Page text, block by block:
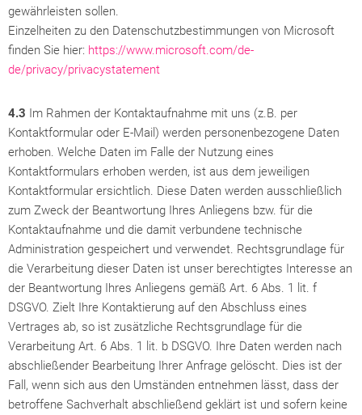
gewährleisten sollen.
Einzelheiten zu den Datenschutzbestimmungen von Microsoft
finden Sie hier: https://www.microsoft.com/de-
de/privacy/privacystatement
4.3 Im Rahmen der Kontaktaufnahme mit uns (z.B. per
Kontaktformular oder E-Mail) werden personenbezogene Daten
erhoben. Welche Daten im Falle der Nutzung eines
Kontaktformulars erhoben werden, ist aus dem jeweiligen
Kontaktformular ersichtlich. Diese Daten werden ausschließlich
zum Zweck der Beantwortung Ihres Anliegens bzw. für die
Kontaktaufnahme und die damit verbundene technische
Administration gespeichert und verwendet. Rechtsgrundlage für
die Verarbeitung dieser Daten ist unser berechtigtes Interesse an
der Beantwortung Ihres Anliegens gemäß Art. 6 Abs. 1 lit. f
DSGVO. Zielt Ihre Kontaktierung auf den Abschluss eines
Vertrages ab, so ist zusätzliche Rechtsgrundlage für die
Verarbeitung Art. 6 Abs. 1 lit. b DSGVO. Ihre Daten werden nach
abschließender Bearbeitung Ihrer Anfrage gelöscht. Dies ist der
Fall, wenn sich aus den Umständen entnehmen lässt, dass der
betroffene Sachverhalt abschließend geklärt ist und sofern keine